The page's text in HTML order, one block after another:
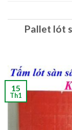
Pallet lót
15
Th1